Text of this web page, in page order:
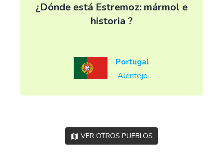
¿Dónde está Estremoz: mármol e
historia ?
Portugal
Alentejo
Ver otros pueblos